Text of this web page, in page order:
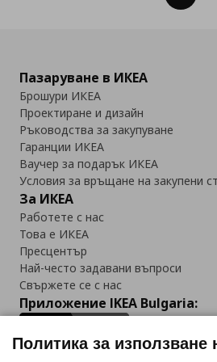
Пазаруване в ИКЕА
Брошури ИКЕА
Проектиране и дизайн
Ръководства за закупуване
Гаранции ИКЕА
Ваучер за подарък ИКЕА
Условия за връщане на закупени
За ИКЕА
Работете с нас
Това е ИКЕА
Пресцентър
Най-често задавани въпроси
Свържете се с нас
Приложение IKEA Bulgaria:
Политика за използване